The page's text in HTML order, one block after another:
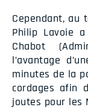
Cependant, au
Philip Lavoie
Chabot
l’avantage
minutes de la
cordages afin
joutes pour les